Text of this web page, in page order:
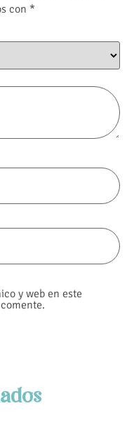
con *
y web en este